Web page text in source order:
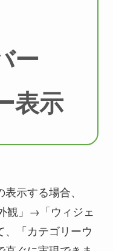
ー
表示
示する場合、
観」→「ウィジェ
、「カテゴリーウ